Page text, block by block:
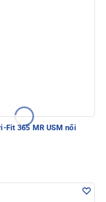
Fit 365 MR USM női